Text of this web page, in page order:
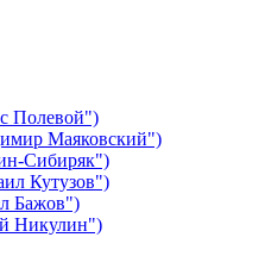
Полевой")
Маяковский")
Сибиряк")
Кутузов")
Бажов")
Никулин")